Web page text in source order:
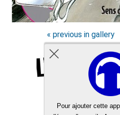
« previous in gallery